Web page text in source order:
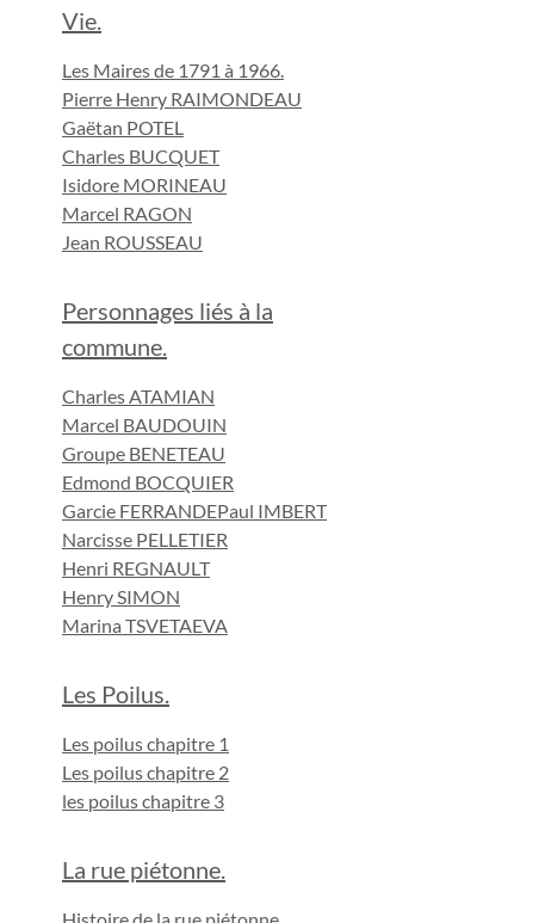
Vie.
Les Maires de 1791 à 1966.
Pierre Henry RAIMONDEAU
Gaëtan POTEL
Charles BUCQUET
Isidore MORINEAU
Marcel RAGON
Jean ROUSSEAU
Personnages liés à la
commune.
Charles ATAMIAN
Marcel BAUDOUIN
Groupe BENETEAU
Edmond BOCQUIER
Garcie FERRANDEPaul IMBERT
Narcisse PELLETIER
Henri REGNAULT
Henry SIMON
Marina TSVETAEVA
Les Poilus.
Les poilus chapitre 1
Les poilus chapitre 2
les poilus chapitre 3
La rue piétonne.